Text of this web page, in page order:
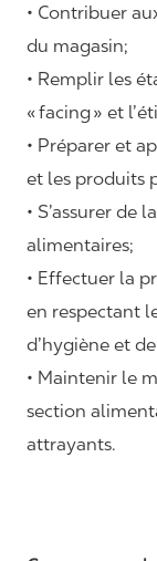
• Contribuer
du magasin;
• Remplir les
«facing» et
• Préparer et
et les produits
• S’assurer de
alimentaires;
• Effectuer la
en respectant
d’hygiène et
• Maintenir le
section
attrayants.